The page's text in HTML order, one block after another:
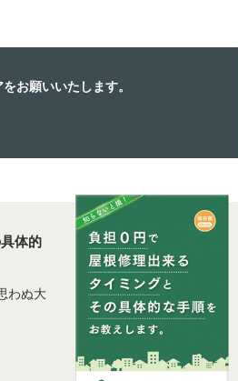
お願いいたします。
体的
わぬ大